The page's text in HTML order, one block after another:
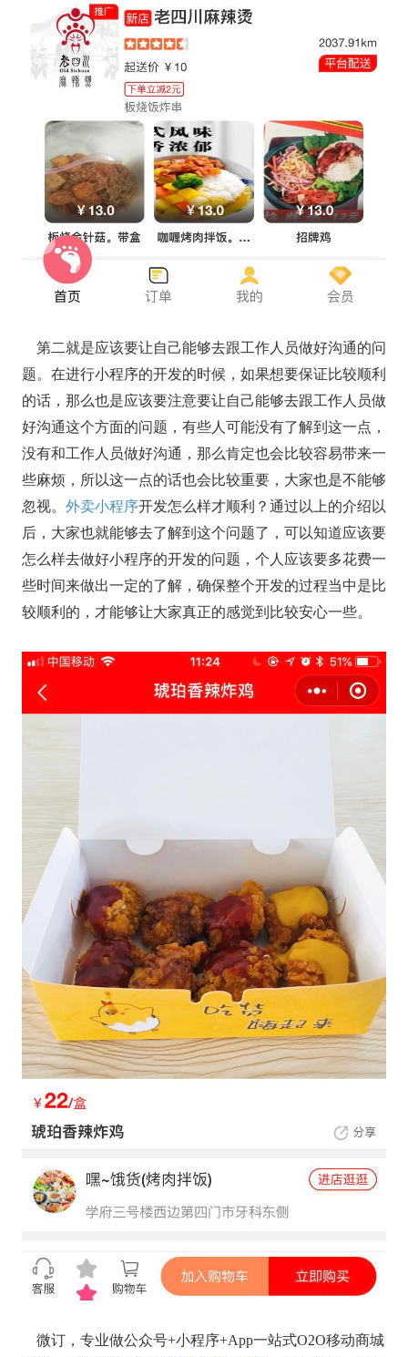
第二就是应该要让自己能够去跟工作人员做好沟通的问
题。在进行小程序的开发的时候，如果想要保证比较顺利
的话，那么也是应该要注意要让自己能够去跟工作人员做
好沟通这个方面的问题，有些人可能没有了解到这一点，
没有和工作人员做好沟通，那么肯定也会比较容易带来一
些麻烦，所以这一点的话也会比较重要，大家也是不能够
忽视。 外卖小程序开发怎么样才顺利？通过以上的介绍以
后，大家也就能够去了解到这个问题了，可以知道应该要
怎么样去做好小程序的开发的问题，个人应该要多花费一
些时间来做出一定的了解，确保整个开发的过程当中是比
较顺利的，才能够让大家真正的感觉到比较安心一些。
微订，专业做公众号+小程序+App一站式O2O移动商城